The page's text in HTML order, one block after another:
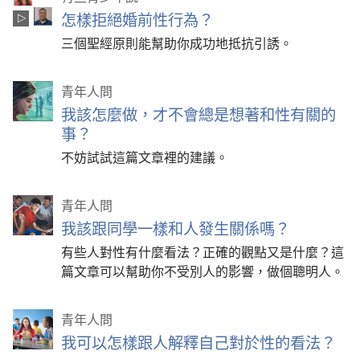
怎樣拒絕婚前性行為？
三個聖經原則能幫助你成功地抵抗引誘。
青年人問
我該怎麼做，才不會總是想著和性有關的
事？
不妨試試這篇文章裡的建議。
青年人問
我該跟同學一樣和人發生關係嗎？
有些人對性有什麼看法？正確的觀點又是什麼？這
篇文章可以幫助你不受別人的影響，做個聰明人。
青年人問
我可以怎樣跟人解釋自己對於性的看法？